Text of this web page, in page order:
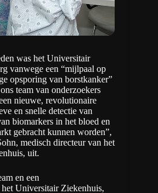
was het Universitair
vanwege een “mijlpaal op
opsporing van borstkanker”
team van onderzoekers
nieuwe, revolutionaire
en snelle detectie van
biomarkers in het bloed en
gebracht kunnen worden”,
medisch directeur van het
uit.
en een
Universitair Ziekenhuis,